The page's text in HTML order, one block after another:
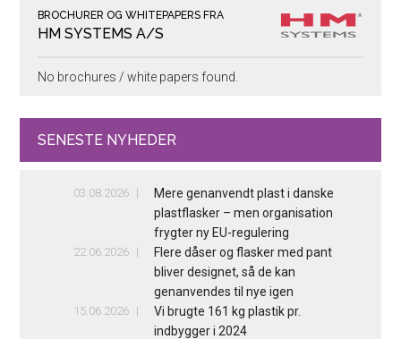
BROCHURER OG WHITEPAPERS FRA
HM SYSTEMS A/S
No brochures / white papers found.
SENESTE NYHEDER
03.08.2026
Mere genanvendt plast i danske
plastflasker – men organisation
frygter ny EU-regulering
22.06.2026
Flere dåser og flasker med pant
bliver designet, så de kan
genanvendes til nye igen
15.06.2026
Vi brugte 161 kg plastik pr.
indbygger i 2024